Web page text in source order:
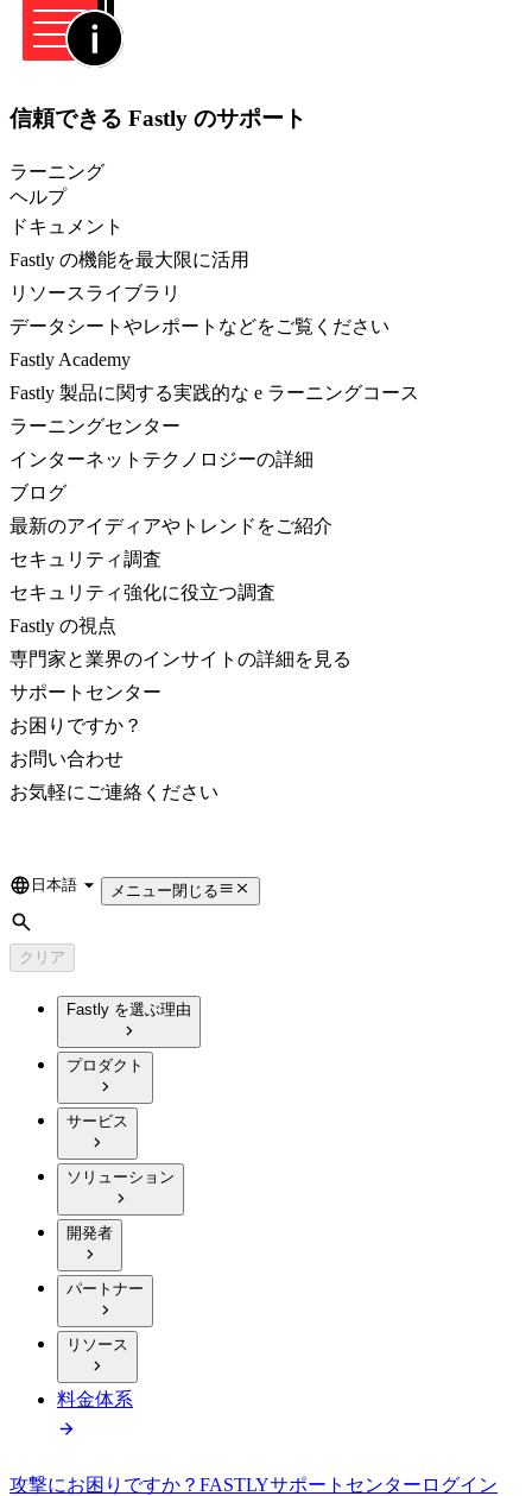
信頼できる Fastly のサポート
ラーニング
ヘルプ
ドキュメント
Fastly の機能を最大限に活用
リソースライブラリ
データシートやレポートなどをご覧ください
Fastly Academy
Fastly 製品に関する実践的な e ラーニングコース
ラーニングセンター
インターネットテクノロジーの詳細
ブログ
最新のアイディアやトレンドをご紹介
セキュリティ調査
セキュリティ強化に役立つ調査
Fastly の視点
専門家と業界のインサイトの詳細を見る
サポートセンター
お困りですか？
お問い合わせ
お気軽にご連絡ください
Language
日本語 メニュー閉じる
検索
クリア
Fastly を選ぶ理由
プロダクト
サービス
ソリューション
開発者
パートナー
リソース
料金体系
攻撃にお困りですか？ FASTLYサポートセンター ログイン